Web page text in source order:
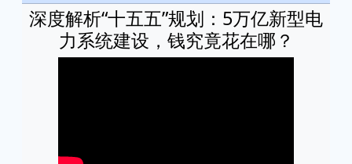
深度解析“十五五”规划：5万亿新型电
力系统建设，钱究竟花在哪？